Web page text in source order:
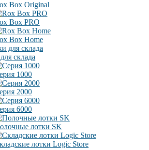
Box Original
Box PRO
Box Home
склада
1000
2000
6000
лотки SK
лотки Logic Store